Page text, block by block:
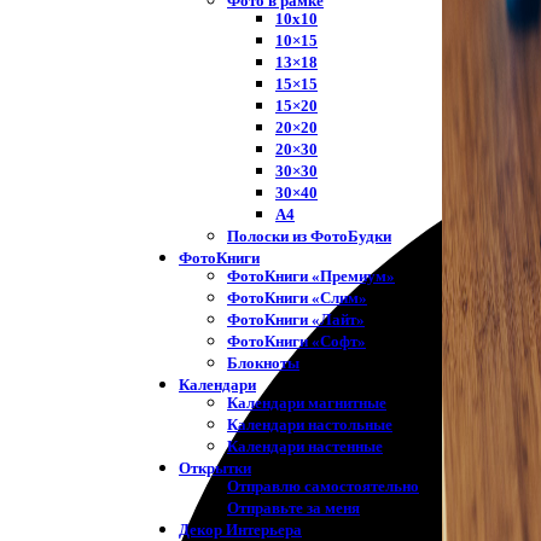
10х10
10×15
13×18
15×15
15×20
20×20
20×30
30×30
30×40
A4
Полоски из ФотоБудки
ФотоКниги
ФотоКниги «Премиум»
ФотоКниги «Слим»
ФотоКниги «Лайт»
ФотоКниги «Софт»
Блокноты
Календари
Календари магнитные
Календари настольные
Календари настенные
Открытки
Отправлю самостоятельно
Отправьте за меня
Декор Интерьера